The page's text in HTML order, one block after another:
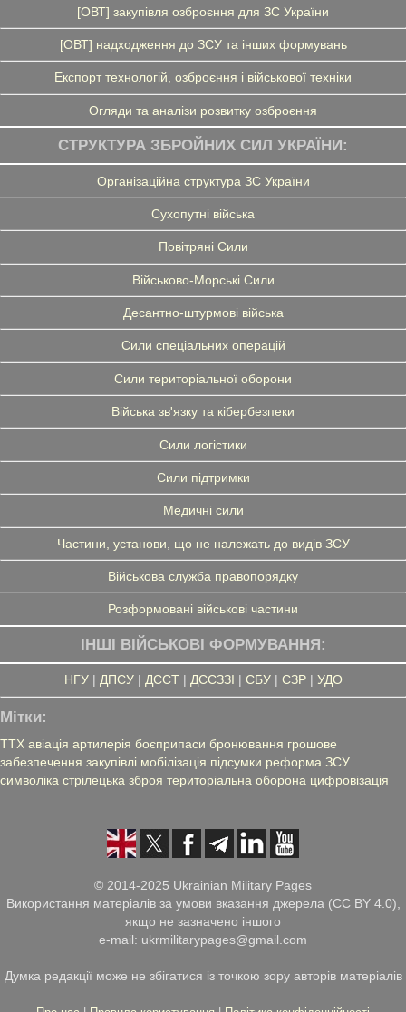
[ОВТ] закупівля озброєння для ЗС України
[ОВТ] надходження до ЗСУ та інших формувань
Експорт технологій, озброєння і військової техніки
Огляди та аналізи розвитку озброєння
СТРУКТУРА ЗБРОЙНИХ СИЛ УКРАЇНИ:
Організаційна структура ЗС України
Сухопутні війська
Повітряні Сили
Військово-Морські Сили
Десантно-штурмові війська
Сили спеціальних операцій
Сили територіальної оборони
Війська зв'язку та кібербезпеки
Сили логістики
Сили підтримки
Медичні сили
Частини, установи, що не належать до видів ЗСУ
Військова служба правопорядку
Розформовані військові частини
ІНШІ ВІЙСЬКОВІ ФОРМУВАННЯ:
НГУ| ДПСУ| ДССТ| ДССЗЗІ | СБУ| СЗР| УДО
Мітки:
ТТХ авіація артилерія боєприпаси бронювання грошове
забезпечення закупівлі мобілізація підсумки реформа ЗСУ
символіка стрілецька зброя територіальна оборона цифровізація
© 2014-2025 Ukrainian Military Pages
Використання матеріалів за умови вказання джерела (CC BY 4.0),
якщо не зазначено іншого
e-mail: ukrmilitarypages@gmail.com
Думка редакції може не збігатися із точкою зору авторів матеріалів